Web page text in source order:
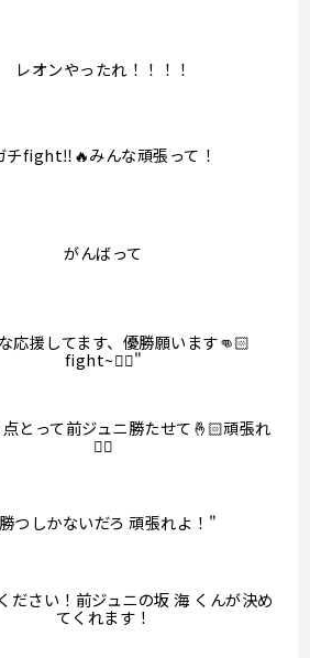
レオンやったれ！！！！
チfight‼️🔥みんな頑張って！
がんばって
応援してます、優勝願います👊🏻
fight~❤️‍🔥"
とって前ジュニ勝たせて🤞🏻頑張れ
❤️‍🔥
つしかないだろ 頑張れよ！"
ださい！前ジュニの坂 海 くんが決め
てくれます！